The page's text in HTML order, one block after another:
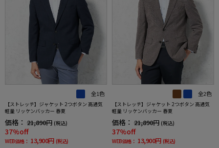
全1色
【ストレッチ】ジャケット 2つボタン 高通気
軽量 リッケンバッカー 春夏
価格： 21,890円 (税込)
37%off
WEB価格： 13,900円 (税込)
全2色
【ストレッチ】ジャケット 2つボタン 高通気
軽量 リッケンバッカー 春夏
価格： 21,890円 (税込)
37%off
WEB価格： 13,900円 (税込)